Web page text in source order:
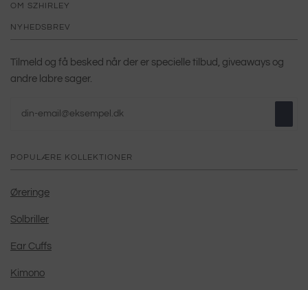
OM SZHIRLEY
NYHEDSBREV
Tilmeld og få besked når der er specielle tilbud, giveaways og
andre labre sager.
POPULÆRE KOLLEKTIONER
Øreringe
Solbriller
Ear Cuffs
Kimono